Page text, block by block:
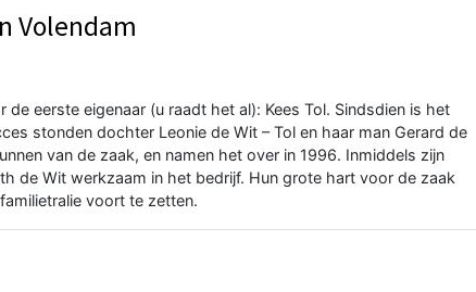
Volendam
de eerste eigenaar (u raadt het al): Kees Tol. Sindsdien is het
stonden dochter Leonie de Wit – Tol en haar man Gerard de
van de zaak, en namen het over in 1996. Inmiddels zijn
de Wit werkzaam in het bedrijf. Hun grote hart voor de zaak
voort te zetten.